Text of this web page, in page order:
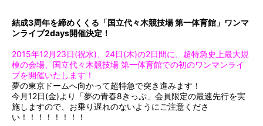
結成3周年を締めくくる「国立代々木競技場 第一体育館」ワンマ
ンライブ2days開催決定！
2015年12月23日(祝水)、24日(木)の2日間に、超特急史上最大規
模の会場、国立代々木競技場 第一体育館での初のワンマンライ
ブを開催いたします！
夢の東京ドームへ向かって超特急で突き進みます！
今月12日(金)より「夢の青春8きっぷ」会員限定の最速先行を実
施しますので、お乗り遅れのないようにご注意くださ
い！！！！！！！！